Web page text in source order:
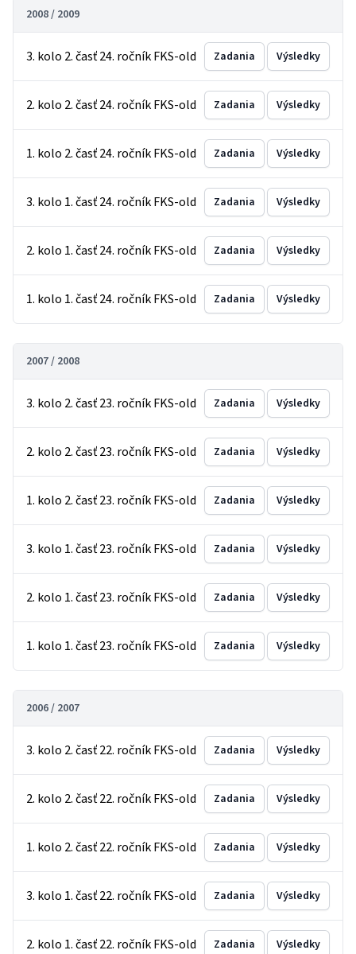
2008 / 2009
3. kolo 2. časť 24. ročník FKS-old Zadania Výsledky
2. kolo 2. časť 24. ročník FKS-old Zadania Výsledky
1. kolo 2. časť 24. ročník FKS-old Zadania Výsledky
3. kolo 1. časť 24. ročník FKS-old Zadania Výsledky
2. kolo 1. časť 24. ročník FKS-old Zadania Výsledky
1. kolo 1. časť 24. ročník FKS-old Zadania Výsledky
2007 / 2008
3. kolo 2. časť 23. ročník FKS-old Zadania Výsledky
2. kolo 2. časť 23. ročník FKS-old Zadania Výsledky
1. kolo 2. časť 23. ročník FKS-old Zadania Výsledky
3. kolo 1. časť 23. ročník FKS-old Zadania Výsledky
2. kolo 1. časť 23. ročník FKS-old Zadania Výsledky
1. kolo 1. časť 23. ročník FKS-old Zadania Výsledky
2006 / 2007
3. kolo 2. časť 22. ročník FKS-old Zadania Výsledky
2. kolo 2. časť 22. ročník FKS-old Zadania Výsledky
1. kolo 2. časť 22. ročník FKS-old Zadania Výsledky
3. kolo 1. časť 22. ročník FKS-old Zadania Výsledky
2. kolo 1. časť 22. ročník FKS-old Zadania Výsledky